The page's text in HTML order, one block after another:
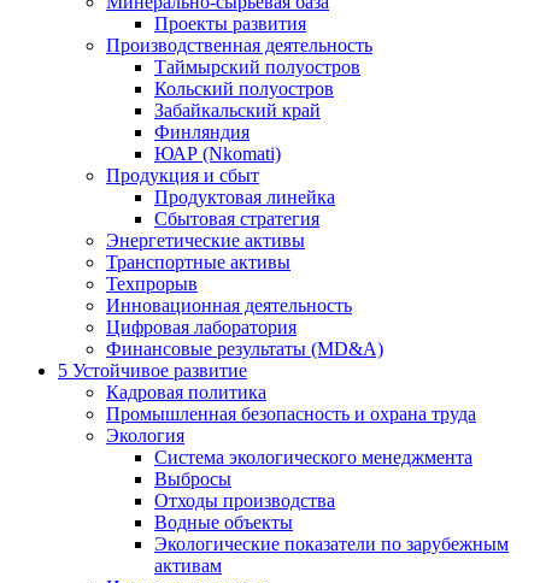
Проекты развития
Производственная деятельность
Таймырский полуостров
Кольский полуостров
Забайкальский край
Финляндия
ЮАР (Nkomati)
Продукция и сбыт
Продуктовая линейка
Сбытовая стратегия
Энергетические активы
Транспортные активы
Техпрорыв
Инновационная деятельность
Цифровая лаборатория
Финансовые результаты (MD&A)
5 Устойчивое развитие
Кадровая политика
Промышленная безопасность и охрана труда
Экология
Система экологического менеджмента
Выбросы
Отходы производства
Водные объекты
Экологические показатели по зарубежным
активам